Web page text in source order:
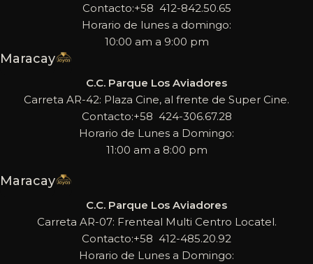
Contacto:+58 412-842.50.65
Horario de lunes a domingo:
10:00 am a 9:00 pm
Maracay
C.C. Parque Los Aviadores
Carreta AR-42: Plaza Cine, al frente de Super Cine.
Contacto:+58 424-306.67.28
Horario de Lunes a Domingo:
11:00 am a 8:00 pm
Maracay
C.C. Parque Los Aviadores
Carreta AR-07: Frenteal Multi Centro Locatel.
Contacto:+58 412-485.20.92
Horario de Lunes a Domingo: